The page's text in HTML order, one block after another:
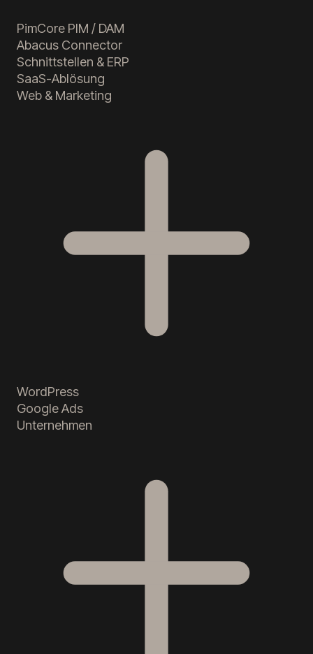
PimCore PIM / DAM
Abacus Connector
Schnittstellen & ERP
SaaS-Ablösung
Web & Marketing
WordPress
Google Ads
Unternehmen